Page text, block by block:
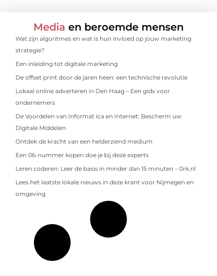
Media en beroemde mensen
Wat zijn algoritmes en wat is hun invloed op jouw marketing
strategie?
Een inleiding tot digitale marketing
De offset print door de jaren heen: een technische revolutie
Lokaal online adverteren in Den Haag – Een gids voor
ondernemers
De Voordelen van Informat ica en Internet: Bescherm uw
Digitale Middelen
Ontdek de kracht van een helderziend medium
Een 06-nummer kopen doe je bij deze experts
Leren coderen: Leer de basis in minder dan 15 minuten – 0rk.nl
Lees het laatste lokale nieuws in deze krant voor Nijmegen en
omgeving